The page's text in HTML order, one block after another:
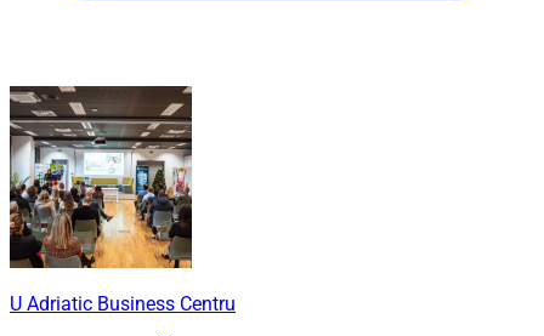
U Adriatic Business Centru